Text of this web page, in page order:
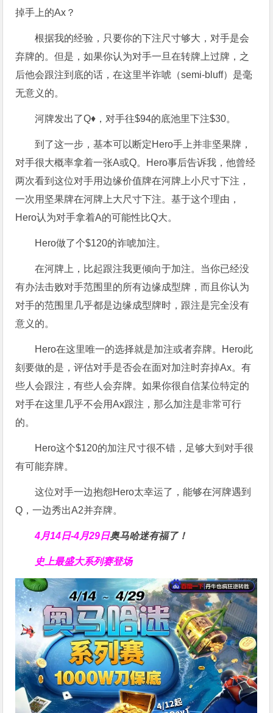
掉手上的Ax？
根据我的经验，只要你的下注尺寸够大，对手是会
弃牌的。但是，如果你认为对手一旦在转牌上过牌，之
后他会跟注到底的话，在这里半诈唬（semi-bluff）是毫
无意义的。
河牌发出了Q♦，对手往$94的底池里下注$30。
到了这一步，基本可以断定Hero手上并非坚果牌，
对手很大概率拿着一张A或Q。Hero事后告诉我，他曾经
两次看到这位对手用边缘价值牌在河牌上小尺寸下注，
一次用坚果牌在河牌上大尺寸下注。基于这个理由，
Hero认为对手拿着A的可能性比Q大。
Hero做了个$120的诈唬加注。
在河牌上，比起跟注我更倾向于加注。当你已经没
有办法击败对手范围里的所有边缘成型牌，而且你认为
对手的范围里几乎都是边缘成型牌时，跟注是完全没有
意义的。
Hero在这里唯一的选择就是加注或者弃牌。Hero此
刻要做的是，评估对手是否会在面对加注时弃掉Ax。有
些人会跟注，有些人会弃牌。如果你很自信某位特定的
对手在这里几乎不会用Ax跟注，那么加注是非常可行
的。
Hero这个$120的加注尺寸很不错，足够大到对手很
有可能弃牌。
这位对手一边抱怨Hero太幸运了，能够在河牌遇到
Q，一边秀出A2并弃牌。
4月14日-4月29日奥马哈迷有福了！
史上最盛大系列赛登场